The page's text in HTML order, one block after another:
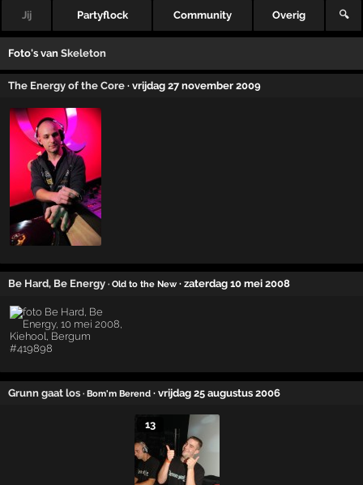
Jij Partyflock Community Overig 🔍
Foto's vanSkeleton
The Energy of the Core · vrijdag 27 november 2009
Be Hard, Be Energy · Old to the New · zaterdag 10 mei 2008
Grunn gaat los · Bom'm Berend · vrijdag 25 augustus 2006
13